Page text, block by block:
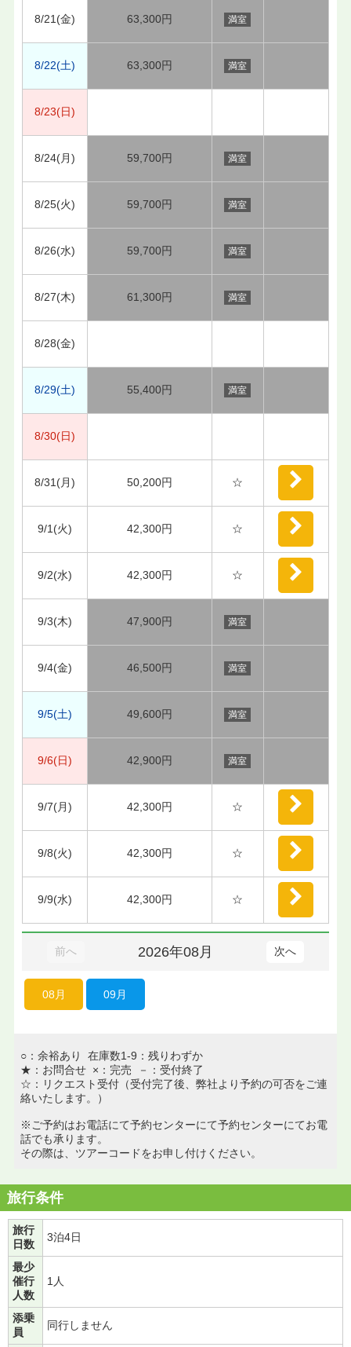
8/21(金) 63,300円 満室
8/22(土) 63,300円 満室
8/23(日)
8/24(月) 59,700円 満室
8/25(火) 59,700円 満室
8/26(水) 59,700円 満室
8/27(木) 61,300円 満室
8/28(金)
8/29(土) 55,400円 満室
8/30(日)
8/31(月) 50,200円 ☆
9/1(火) 42,300円 ☆
9/2(水) 42,300円 ☆
9/3(木) 47,900円 満室
9/4(金) 46,500円 満室
9/5(土) 49,600円 満室
9/6(日) 42,900円 満室
9/7(月) 42,300円 ☆
9/8(火) 42,300円 ☆
9/9(水) 42,300円 ☆
前へ 2026年08月 次へ
08月 09月
○：余裕あり 在庫数1-9：残りわずか
★：お問合せ ×：完売 －：受付終了
☆：リクエスト受付（受付完了後、弊社より予約の可否をご連
絡いたします。）
※ご予約はお電話にて予約センターにて予約センターにてお電
話でも承ります。
その際は、ツアーコードをお申し付けください。
旅行条件
旅行
日数
3泊4日
最少
催行
人数
1人
添乗
員
同行しません